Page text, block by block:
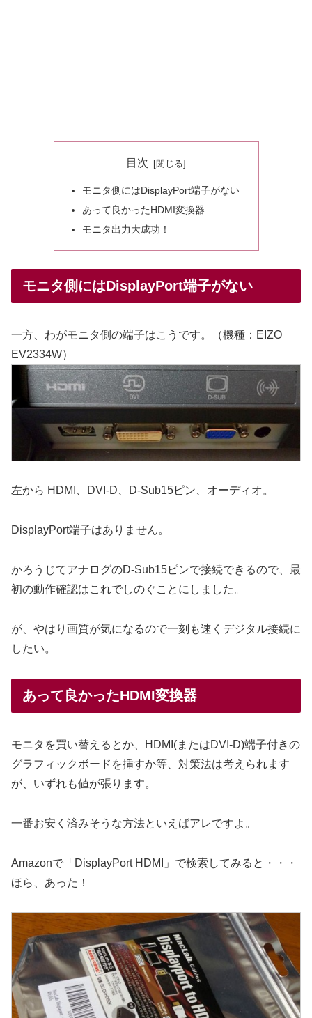
目次
モニタ側にはDisplayPort端子がない
あって良かったHDMI変換器
モニタ出力大成功！
モニタ側にはDisplayPort端子がない
一方、わがモニタ側の端子はこうです。（機種：EIZO
EV2334W）
左から HDMI、DVI-D、D-Sub15ピン、オーディオ。
DisplayPort端子はありません。
かろうじてアナログのD-Sub15ピンで接続できるので、最
初の動作確認はこれでしのぐことにしました。
が、やはり画質が気になるので一刻も速くデジタル接続に
したい。
あって良かったHDMI変換器
モニタを買い替えるとか、HDMI(またはDVI-D)端子付きの
グラフィックボードを挿すか等、対策法は考えられます
が、いずれも値が張ります。
一番お安く済みそうな方法といえばアレですよ。
Amazonで「DisplayPort HDMI」で検索してみると・・・
ほら、あった！